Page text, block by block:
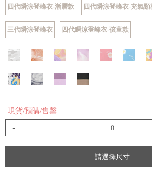
四代瞬涼登峰衣-漸層款 四代瞬涼登峰衣-充氣
三代瞬涼登峰衣 四代瞬涼登峰衣-孩童款
現貨/預購/售罄
-
請選擇尺寸